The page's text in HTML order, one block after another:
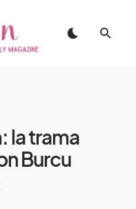
la trama
Burcu